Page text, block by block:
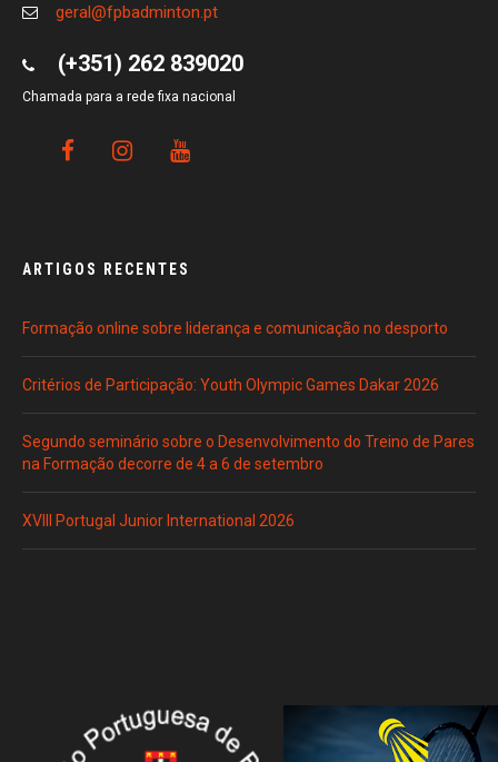
geral@fpbadminton.pt
(+351) 262 839020
Chamada para a rede fixa nacional
ARTIGOS RECENTES
Formação online sobre liderança e comunicação no desporto
Critérios de Participação: Youth Olympic Games Dakar 2026
Segundo seminário sobre o Desenvolvimento do Treino de Pares
na Formação decorre de 4 a 6 de setembro
XVIII Portugal Junior International 2026